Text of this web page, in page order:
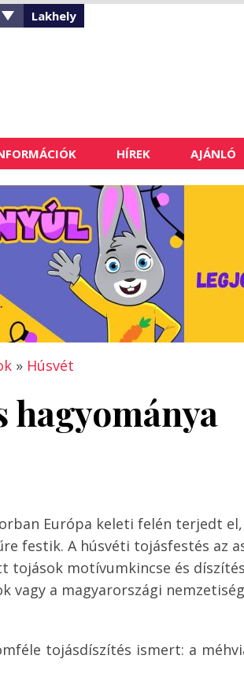
Lakhely
HÍREK AJÁNLÓ
» Húsvét
hagyománya
Európa keleti felén terjedt el,
festik. A húsvéti tojásfestés az
tojások motívumkincse és
vagy a magyarországi
tojásdíszítés ismert: a